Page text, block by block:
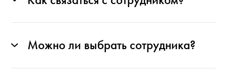
Можно ли выбрать сотрудника?